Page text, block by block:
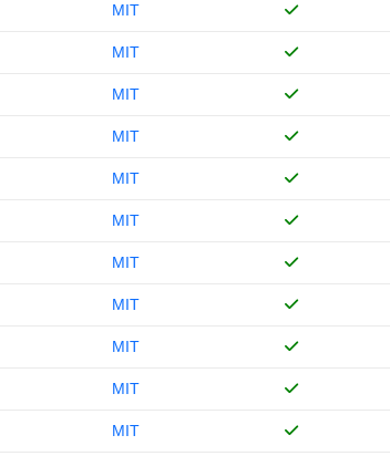
MIT
MIT
MIT
MIT
MIT
MIT
MIT
MIT
MIT
MIT
MIT